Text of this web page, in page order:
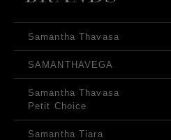
Samantha Thavasa
SAMANTHAVEGA
Samantha Thavasa
Petit Choice
Samantha Tiara